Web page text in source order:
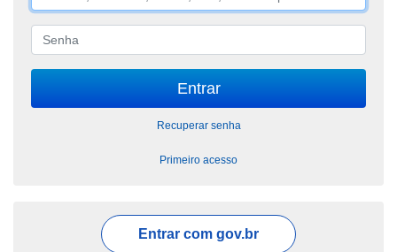
Recuperar senha
Primeiro acesso
Entrar com gov.br